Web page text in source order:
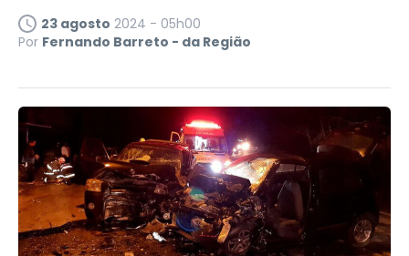
23 agosto 2024 - 05h00
Por Fernando Barreto - da Região